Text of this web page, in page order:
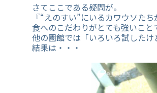
さてここである疑問が。
『“えのすい”にいるカワウソた
食へのこだわりがとても強いこと
他の園館では「いろいろ試したけ
結果は・・・